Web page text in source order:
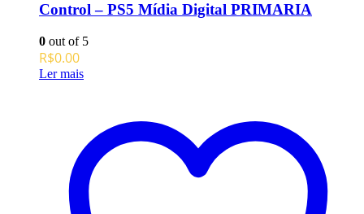
Control – PS5 Mídia Digital PRIMARIA
0 out of 5
R$0.00
Ler mais